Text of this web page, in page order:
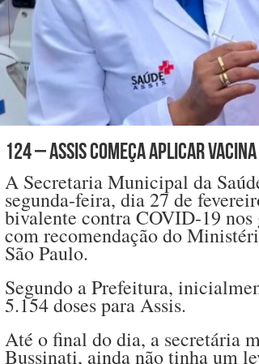
124 – Assis começa aplicar
A Secretaria Municipal da
segunda-feira, dia 27 de
bivalente contra COVID-19
com recomendação do
São Paulo.
Segundo a Prefeitura,
5.154 doses para Assis.
Até o final do dia, a secretária
Bussinati, ainda não tinha um